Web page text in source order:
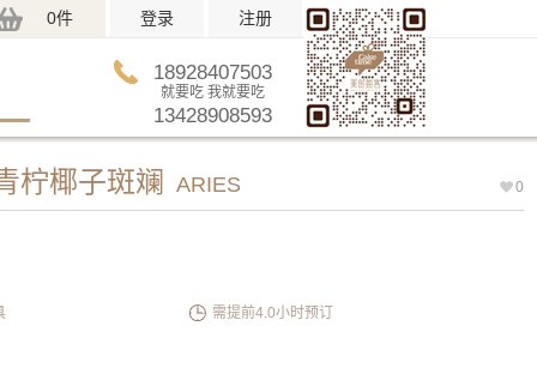
0件 登录 注册
18928407503
就要吃 我就要吃
13428908593
柠椰子斑斓 ARIES 0
需提前4.0小时预订